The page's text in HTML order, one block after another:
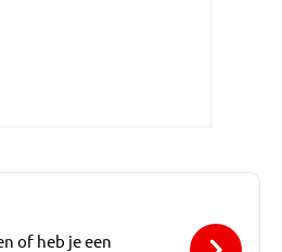
of heb je een